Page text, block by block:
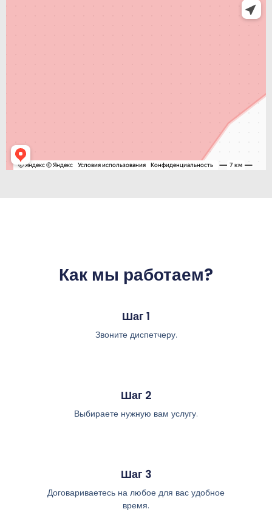
Как мы работаем?
Шаг 1
Звоните диспетчеру.
Шаг 2
Выбираете нужную вам услугу.
Шаг 3
Договариваетесь на любое для вас удобное
время.